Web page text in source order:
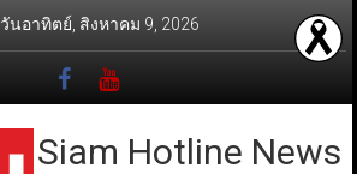
วันอาทิตย์, สิงหาคม 9, 2026
Siam Hotline News